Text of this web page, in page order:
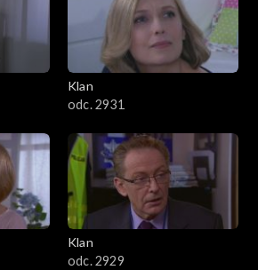
Klan
odc. 2931
Klan
odc. 2929